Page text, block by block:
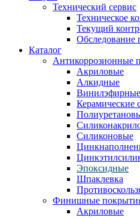
Технический сервис
Техническое
Текущий
Обследование
Каталог
Антикоррозионные
Акриловые
Алкидные
Винилэфирные
Керамические
Силиконовые
Эпоксидные
Шпаклевка
Финишные
Акриловые